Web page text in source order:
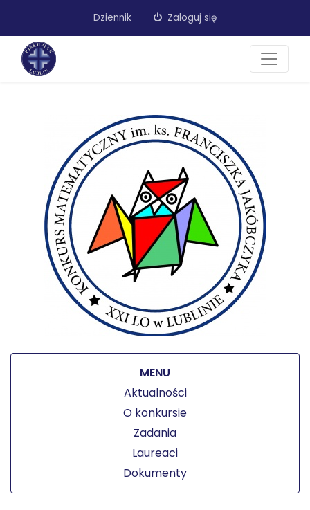
Dziennik Zaloguj się
MENU
Aktualności
O konkursie
Zadania
Laureaci
Dokumenty